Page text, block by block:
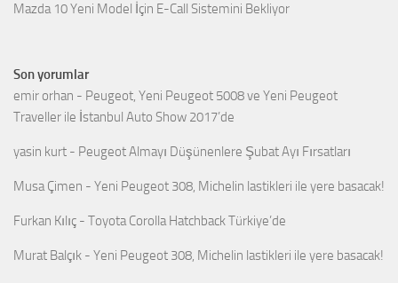
Mazda 10 Yeni Model İçin E-Call Sistemini Bekliyor
Son yorumlar
emir orhan - Peugeot, Yeni Peugeot 5008 ve Yeni Peugeot
Traveller ile İstanbul Auto Show 2017’de
yasin kurt - Peugeot Almayı Düşünenlere Şubat Ayı Fırsatları
Musa Çimen - Yeni Peugeot 308, Michelin lastikleri ile yere basacak!
Furkan Kılıç - Toyota Corolla Hatchback Türkiye’de
Murat Balçık - Yeni Peugeot 308, Michelin lastikleri ile yere basacak!